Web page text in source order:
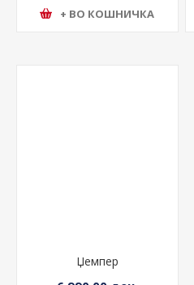
+ ВО КОШНИЧКА
Џемпер